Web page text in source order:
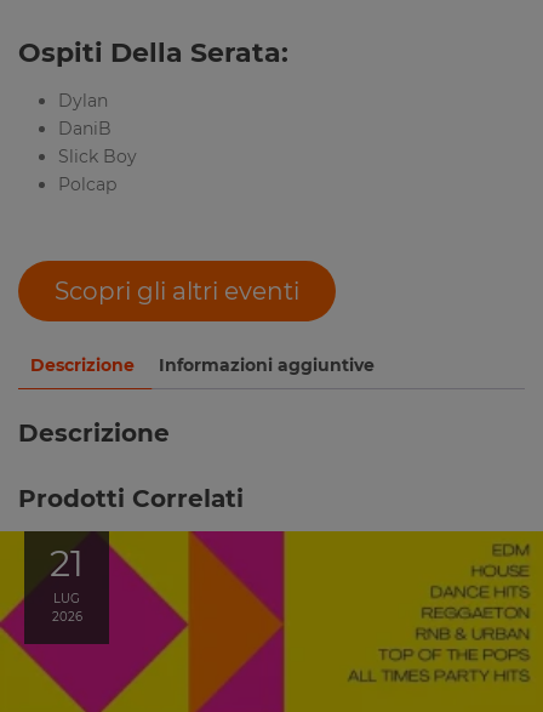
Ospiti Della Serata:
Dylan
DaniB
Slick Boy
Polcap
Scopri gli altri eventi
Descrizione Informazioni aggiuntive
Descrizione
Prodotti Correlati
21
LUG
2026